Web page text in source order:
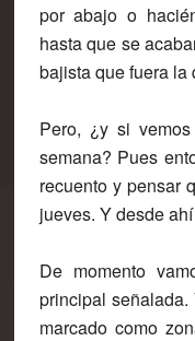
por abajo o
hasta que se
bajista que fuera la
Pero, ¿y si
semana? Pues
recuento y pensar
jueves. Y desde
De momento
principal
marcado como